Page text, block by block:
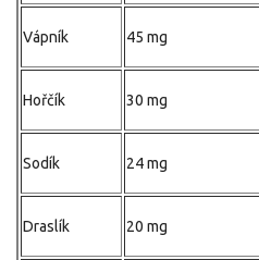
Vápník 45 mg
Hořčík 30 mg
Sodík 24 mg
Draslík 20 mg